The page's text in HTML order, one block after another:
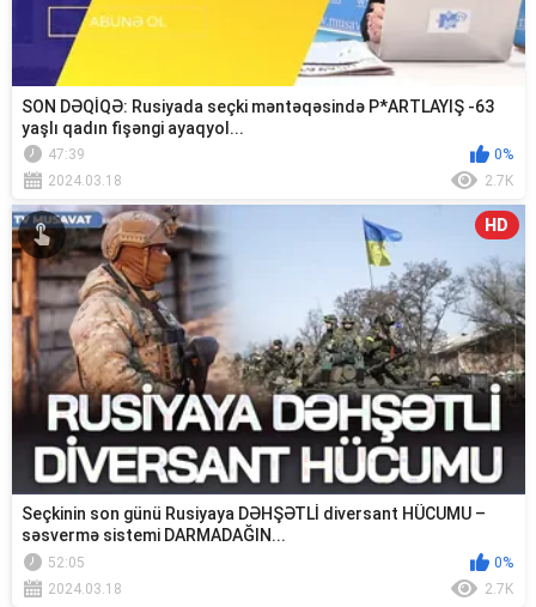
SON DƏQİQƏ: Rusiyada seçki məntəqəsində P*ARTLAYIŞ -63
yaşlı qadın fişəngi ayaqyol...
47:39
0%
2024.03.18
2.7K
HD
Seçkinin son günü Rusiyaya DƏHŞƏTLİ diversant HÜCUMU –
səsvermə sistemi DARMADAĞIN...
52:05
0%
2024.03.18
2.7K